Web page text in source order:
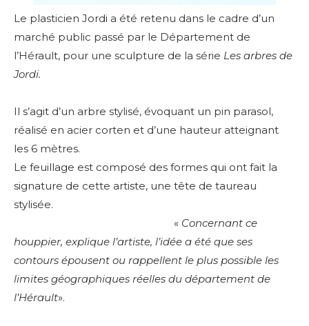
Le plasticien Jordi a été retenu dans le cadre d’un
marché public passé par le Département de
l’Hérault, pour une sculpture de la série Les arbres de
Jordi.
Il s’agit d’un arbre stylisé, évoquant un pin parasol,
réalisé en acier corten et d’une hauteur atteignant
les 6 mètres.
Le feuillage est composé des formes qui ont fait la
signature de cette artiste, une tête de taureau
stylisée.
« Concernant ce
houppier, explique l’artiste, l’idée a été que ses
contours épousent ou rappellent le plus possible les
limites géographiques réelles du département de
l’Hérault».